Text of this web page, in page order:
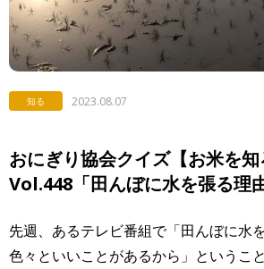
知る 2023.08.07
おにぎり協会クイズ【お米を知
Vol.448「田んぼに水を張る理
先週、あるテレビ番組で「田んぼに水
色々といいことがあるから」というこ